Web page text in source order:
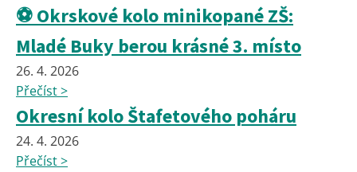
⚽ Okrskové kolo minikopané ZŠ:
Mladé Buky berou krásné 3. místo
26. 4. 2026
Přečíst >
Okresní kolo Štafetového poháru
24. 4. 2026
Přečíst >